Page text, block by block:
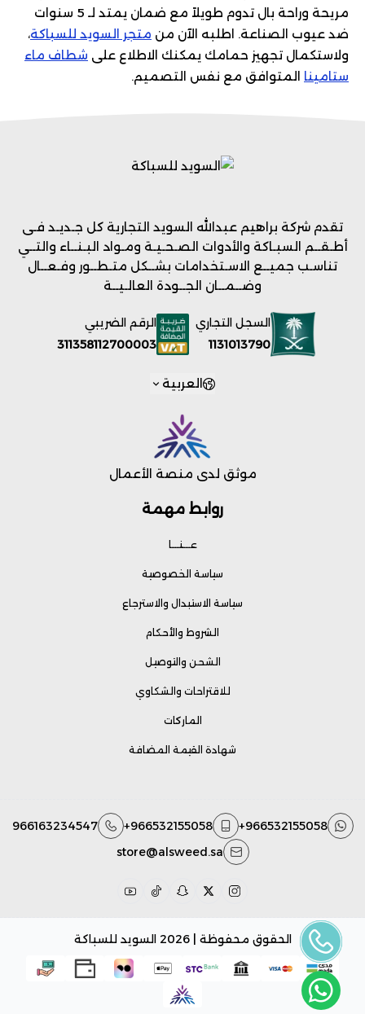
مريحة وراحة بال تدوم طويلاً مع ضمان يمتد لـ 5 سنوات
ضد عيوب الصناعة. اطلبه الآن من متجر السويد للسباكة،
ولاستكمال تجهيز حمامك يمكنك الاطلاع على شطاف ماء
ستامينا المتوافق مع نفس التصميم.
روابط مهمة
عـــنـــا
سياسة الخصوصية
سياسة الاستبدال والاسترجاع
الشروط والأحكام
الشحن والتوصيل
للاقتراحات والشكاوي
الماركات
شهادة القيمة المضافة
تقدم شركة براهيم عبدالله السويد التجارية كل جـديـد فـى
أطـقــم السبـاكة والأدوات الصـحـيـة ومـواد البـنــاء والتــي
تناسـب جميــع الاسـتخدامات بشــكل متـطــور وفـعــال
وضــمــان الجــودة العالـيــة
السجل التجاري
1131013790
الرقم الضريبي
311358112700003
العربية
موثق لدى منصة الأعمال
+966532155058
+966532155058
966163234547
store@alsweed.sa
الحقوق محفوظة | 2026 السويد للسباكة